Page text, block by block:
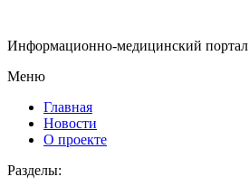
Информационно-медицинский портал
Меню
Главная
Новости
О проекте
Разделы: